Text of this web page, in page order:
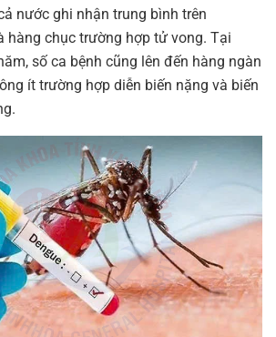
nước ghi nhận trung bình trên
hàng chục trường hợp tử vong. Tại
số ca bệnh cũng lên đến hàng ngàn
ít trường hợp diễn biến nặng và biến